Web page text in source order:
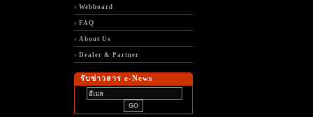
Webboard
FAQ
About Us
Dealer & Partner
รับข่าวสาร e-News